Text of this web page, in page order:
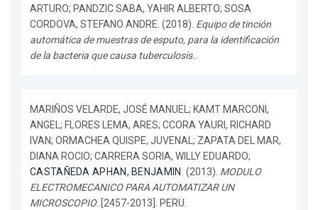
ARTURO; PANDZIC SABA, YAHIR ALBERTO; SOSA
CORDOVA, STEFANO ANDRE. (2018). Equipo de tinción
automática de muestras de esputo, para la identificación
de la bacteria que causa tuberculosis..
MARIÑOS VELARDE, JOSÉ MANUEL; KAMT MARCONI,
ANGEL; FLORES LEMA, ARES; CCORA YAURI, RICHARD
IVAN; ORMACHEA QUISPE, JUVENAL; ZAPATA DEL MAR,
DIANA ROCIO; CARRERA SORIA, WILLY EDUARDO;
CASTAÑEDA APHAN, BENJAMIN . (2013). MODULO
ELECTROMECANICO PARA AUTOMATIZAR UN
MICROSCOPIO. [2457-2013]. PERU.